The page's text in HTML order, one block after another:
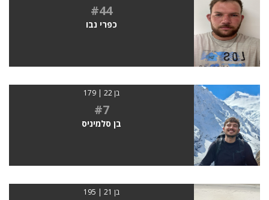
#44
כפרי נבו
בן 22 | 179
#7
בן סלמיניס
בן 21 | 195